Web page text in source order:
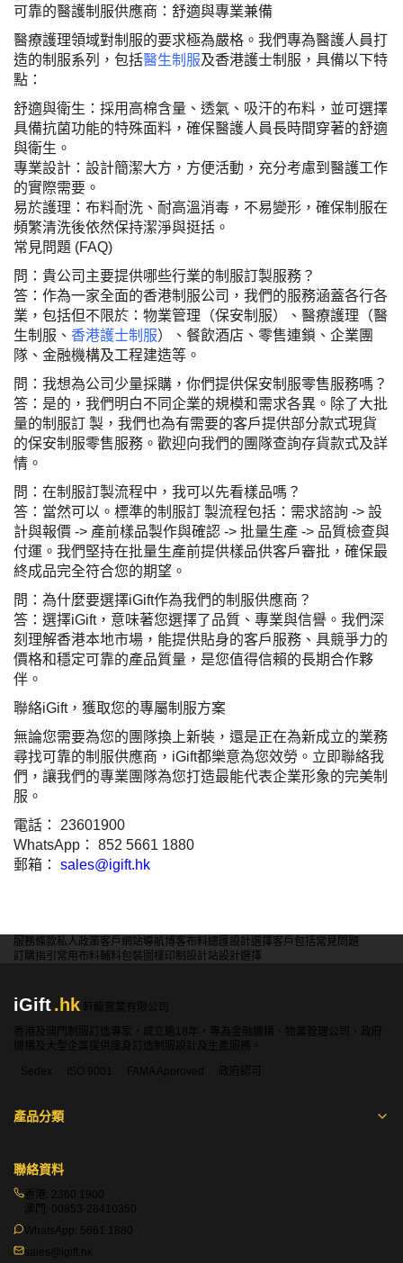
可靠的醫護制服供應商：舒適與專業兼備
醫療護理領域對制服的要求極為嚴格。我們專為醫護人員打
造的制服系列，包括醫生制服及香港護士制服，具備以下特
點：
舒適與衛生 ：採用高棉含量、透氣、吸汗的布料，並可選擇
具備抗菌功能的特殊面料，確保醫護人員長時間穿著的舒適
與衛生。
專業設計 ：設計簡潔大方，方便活動，充分考慮到醫護工作
的實際需要。
易於護理 ：布料耐洗、耐高溫消毒，不易變形，確保制服在
頻繁清洗後依然保持潔淨與挺括。
常見問題 (FAQ)
問：貴公司主要提供哪些行業的制服訂製服務？
答：作為一家全面的香港制服公司，我們的服務涵蓋各行各
業，包括但不限於：物業管理（保安制服）、醫療護理（醫
生制服、 香港護士制服）、餐飲酒店、零售連鎖、企業團
隊、金融機構及工程建造等。
問：我想為公司少量採購，你們提供保安制服零售服務嗎？
答：是的，我們明白不同企業的規模和需求各異。除了大批
量的制服訂 製，我們也為有需要的客戶提供部分款式現貨
的保安制服零售服務。歡迎向我們的團隊查詢存貨款式及詳
情。
問：在制服訂製流程中，我可以先看樣品嗎？
答：當然可以。標準的制服訂 製流程包括：需求諮詢 -> 設
計與報價 -> 產前樣品製作與確認 -> 批量生產 -> 品質檢查與
付運。我們堅持在批量生產前提供樣品供客戶審批，確保最
終成品完全符合您的期望。
問：為什麼要選擇iGift作為我們的制服供應商？
答：選擇iGift，意味著您選擇了品質、專業與信譽。我們深
刻理解香港本地市場，能提供貼身的客戶服務、具競爭力的
價格和穩定可靠的產品質量，是您值得信賴的長期合作夥
伴。
聯絡iGift，獲取您的專屬制服方案
無論您需要為您的團隊換上新裝，還是正在為新成立的業務
尋找可靠的制服供應商， iGift都樂意為您效勞。立即聯絡我
們，讓我們的專業團隊為您打造最能代表企業形象的完美制
服。
電話：
23601900
WhatsApp ：
852 5661 1880
郵箱：
sales@igift.hk
服務條款私人政策客戶 網站導航博客布料總匯設計選擇客戶包括常見問題
訂購指引 常用布料輔料包裝 圖樣印制 設計站設計選擇
iGift.hk
軒龍實業有限公司
香港及澳門制服訂造專家，成立逾18年，專為金融機構、物業管理公司、政府
機構及大型企業提供度身訂造制服設計及生產服務。
Sedex
ISO 9001 FAMA Approved 政府認可
產品分類
聯絡資料
香港: 2360 1900
澳門: 00853-28410350
WhatsApp: 5661 1880
sales@igift.hk